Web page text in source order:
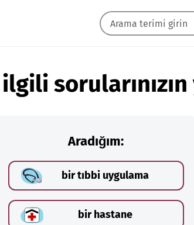
sorularınızın
Aradığım:
bir tıbbi uygulama
bir hastane